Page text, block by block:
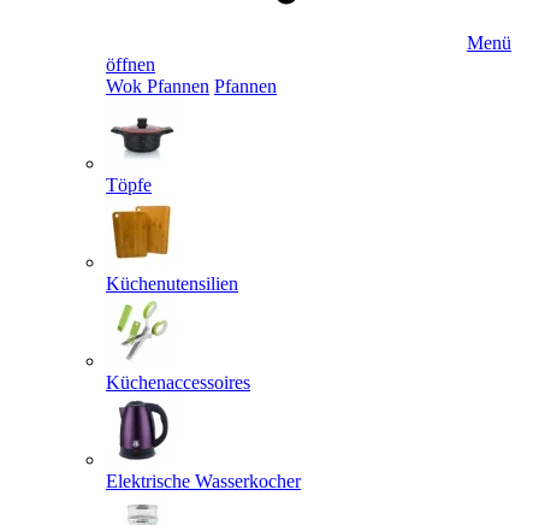
Menü
öffnen
Wok Pfannen Pfannen
Töpfe
Küchenutensilien
Küchenaccessoires
Elektrische Wasserkocher